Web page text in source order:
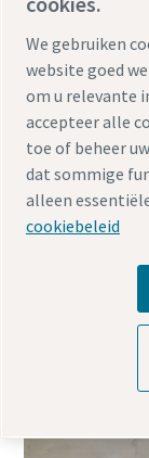
Midstream olie-
Conceptlab: 8
oplossing. De
expertise van
combineert de
output van
We gebruiken
website goed
om u relevante
accepteer alle
toe of beheer
dat sommige
alleen
cookiebeleid